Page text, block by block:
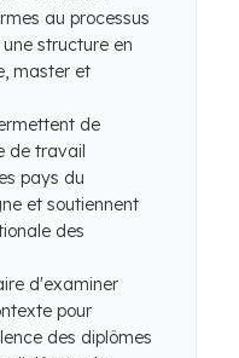
au processus
structure en
master et
de
de travail
pays du
et soutiennent
des
d'examiner
pour
des diplômes